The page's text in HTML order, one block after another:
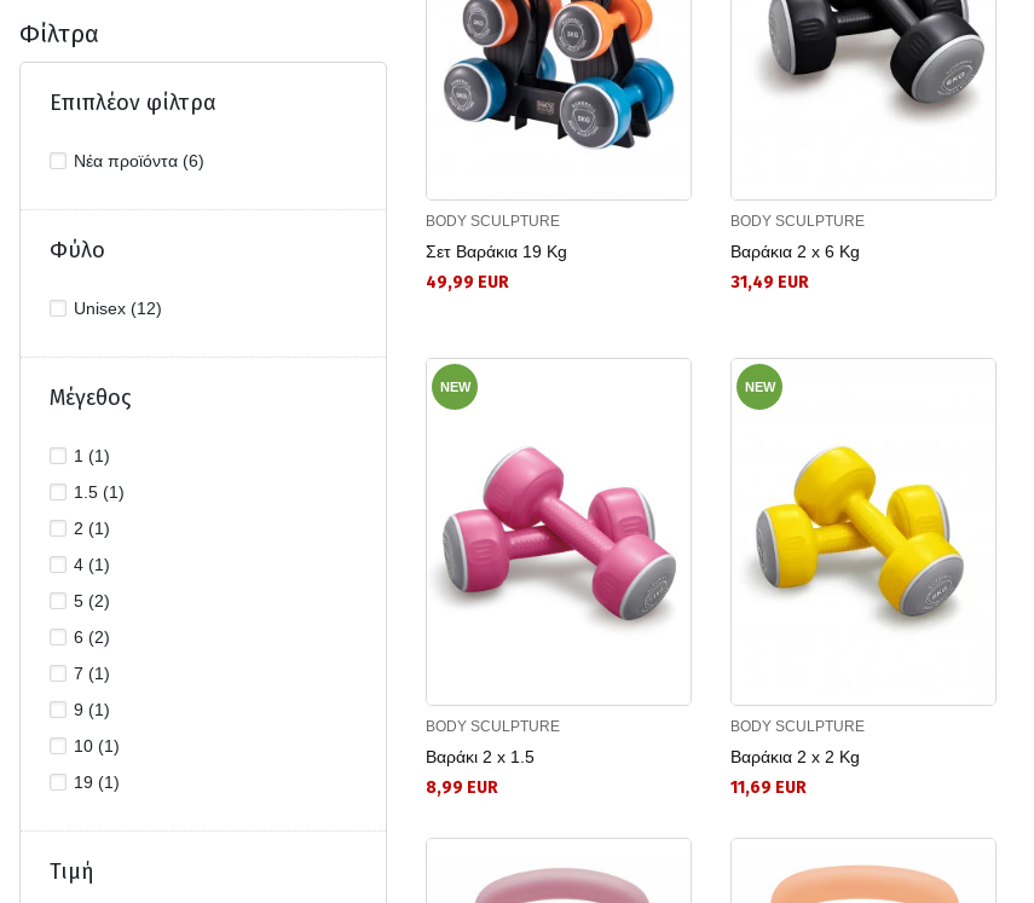
Φίλτρα
Επιπλέον φίλτρα
Νέα προϊόντα (6)
Φύλο
Unisex (12)
Μέγεθος
1 (1)
1.5 (1)
2 (1)
4 (1)
5 (2)
6 (2)
7 (1)
9 (1)
10 (1)
19 (1)
Τιμή
BODY SCULPTURE
Σετ Βαράκια 19 Kg
49,99 EUR
BODY SCULPTURE
Βαράκια 2 x 6 Kg
31,49 EUR
NEW
BODY SCULPTURE
Βαράκι 2 x 1.5
8,99 EUR
NEW
BODY SCULPTURE
Βαράκια 2 x 2 Kg
11,69 EUR